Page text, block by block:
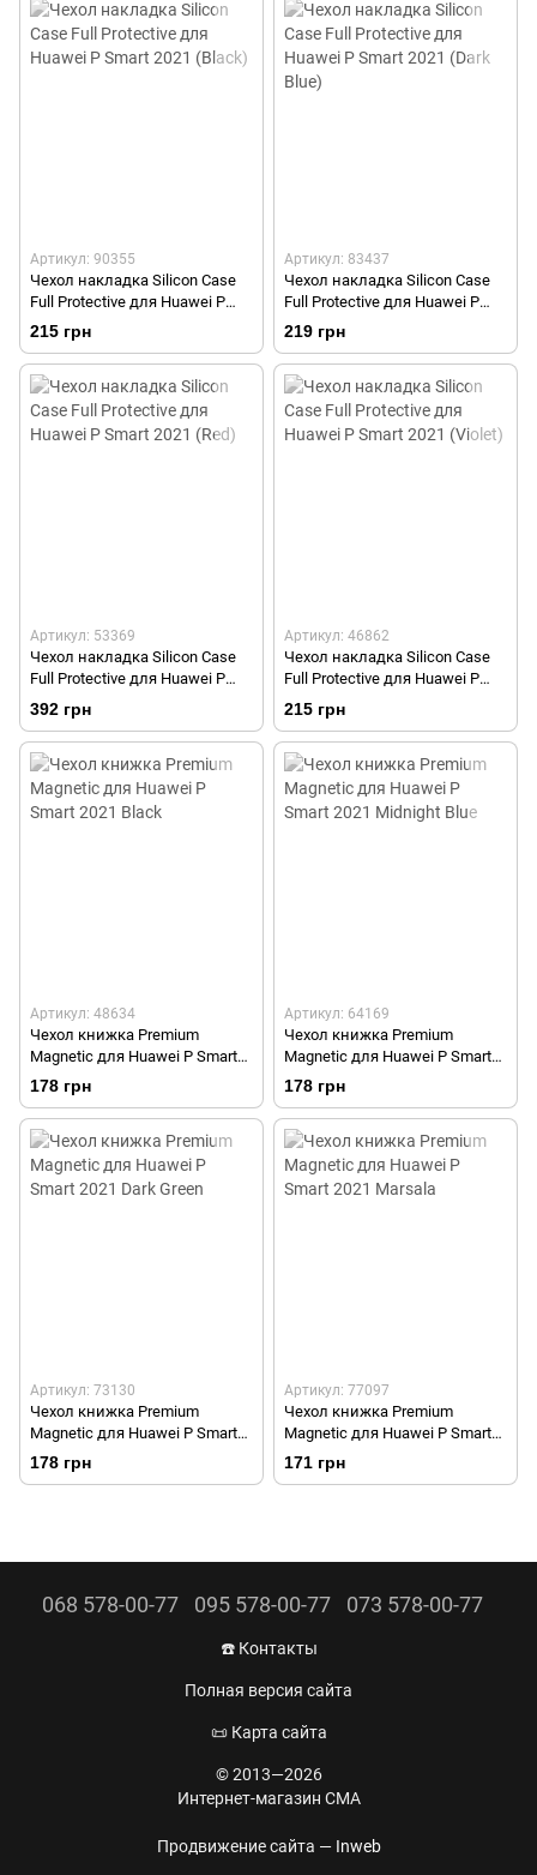
Артикул: 90355
Чехол накладка Silicon Case
Full Protective для Huawei P
Smart 2021 (Black)
215 грн
Артикул: 83437
Чехол накладка Silicon Case
Full Protective для Huawei P
Smart 2021 (Dark Blue)
219 грн
Артикул: 53369
Чехол накладка Silicon Case
Full Protective для Huawei P
Smart 2021 (Red)
392 грн
Артикул: 46862
Чехол накладка Silicon Case
Full Protective для Huawei P
Smart 2021 (Violet)
215 грн
Артикул: 48634
Чехол книжка Premium
Magnetic для Huawei P Smart
2021 Black
178 грн
Артикул: 64169
Чехол книжка Premium
Magnetic для Huawei P Smart
2021 Midnight Blue
178 грн
Артикул: 73130
Чехол книжка Premium
Magnetic для Huawei P Smart
2021 Dark Green
178 грн
Артикул: 77097
Чехол книжка Premium
Magnetic для Huawei P Smart
2021 Marsala
171 грн
068 578-00-77 095 578-00-77 073 578-00-77
☎️ Контакты
Полная версия сайта
📜 Карта сайта
© 2013—2026
Интернет-магазин CMA
Продвижение сайта — Inweb